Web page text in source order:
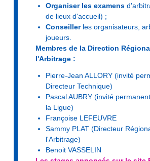
Organiser les examens
de lieux d'accueil) ;
Conseillerles organisateurs,
joueurs.
Membres de la Direction
l'Arbitrage :
Pierre-Jean ALLORY (invité
Directeur Technique)
Pascal AUBRY (invité
la Ligue)
Françoise LEFEUVRE
Sammy PLAT (Directeur
l'Arbitrage)
Benoit VASSELIN